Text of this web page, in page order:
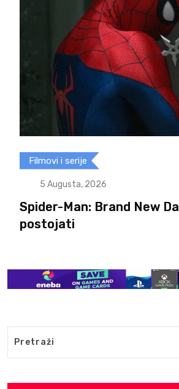
Filmovi i serije
5 Augusta, 2026
Spider-Man: Brand New
postojati